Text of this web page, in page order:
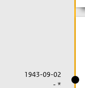
1943-09-02
- *